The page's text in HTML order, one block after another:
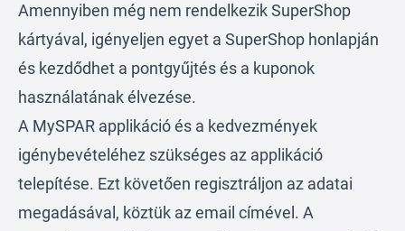
Amennyiben még nem rendelkezik SuperShop
kártyával, igényeljen egyet a SuperShop honlapján
és kezdődhet a pontgyűjtés és a kuponok
használatának élvezése.
A MySPAR applikáció és a kedvezmények
igénybevételéhez szükséges az applikáció
telepítése. Ezt követően regisztráljon az adatai
megadásával, köztük az email címével. A